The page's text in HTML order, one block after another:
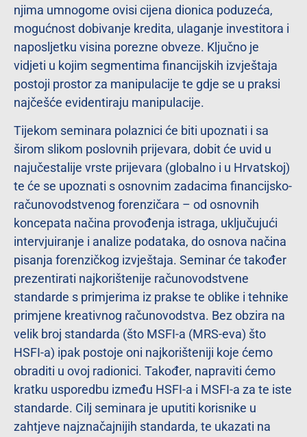
njima umnogome ovisi cijena dionica poduzeća,
mogućnost dobivanje kredita, ulaganje investitora i
naposljetku visina porezne obveze. Ključno je
vidjeti u kojim segmentima financijskih izvještaja
postoji prostor za manipulacije te gdje se u praksi
najčešće evidentiraju manipulacije.
Tijekom seminara polaznici će biti upoznati i sa
širom slikom poslovnih prijevara, dobit će uvid u
najučestalije vrste prijevara (globalno i u Hrvatskoj)
te će se upoznati s osnovnim zadacima financijsko-
računovodstvenog forenzičara – od osnovnih
koncepata načina provođenja istraga, uključujući
intervjuiranje i analize podataka, do osnova načina
pisanja forenzičkog izvještaja. Seminar će također
prezentirati najkorištenije računovodstvene
standarde s primjerima iz prakse te oblike i tehnike
primjene kreativnog računovodstva. Bez obzira na
velik broj standarda (što MSFI-a (MRS-eva) što
HSFI-a) ipak postoje oni najkorišteniji koje ćemo
obraditi u ovoj radionici. Također, napraviti ćemo
kratku usporedbu između HSFI-a i MSFI-a za te iste
standarde. Cilj seminara je uputiti korisnike u
zahtjeve najznačajnijih standarda, te ukazati na